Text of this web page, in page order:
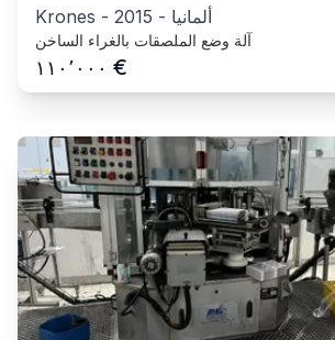
Krones - 2015 - ألمانيا
آلة وضع الملصقات بالغراء الساخن
١١٠٬٠٠٠ €